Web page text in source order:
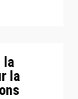
la
la